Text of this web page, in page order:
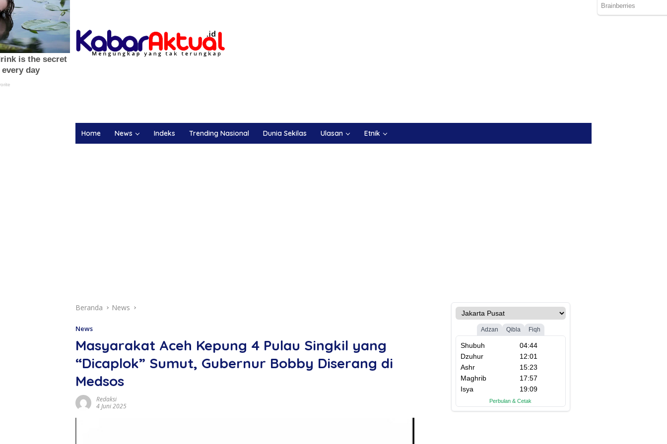
Home News Indeks Trending Nasional Dunia Sekilas Ulasan Etnik
Beranda News
News
Masyarakat Aceh Kepung 4 Pulau Singkil yang
“Dicaplok” Sumut, Gubernur Bobby Diserang di
Medsos
Redaksi
4 Juni 2025